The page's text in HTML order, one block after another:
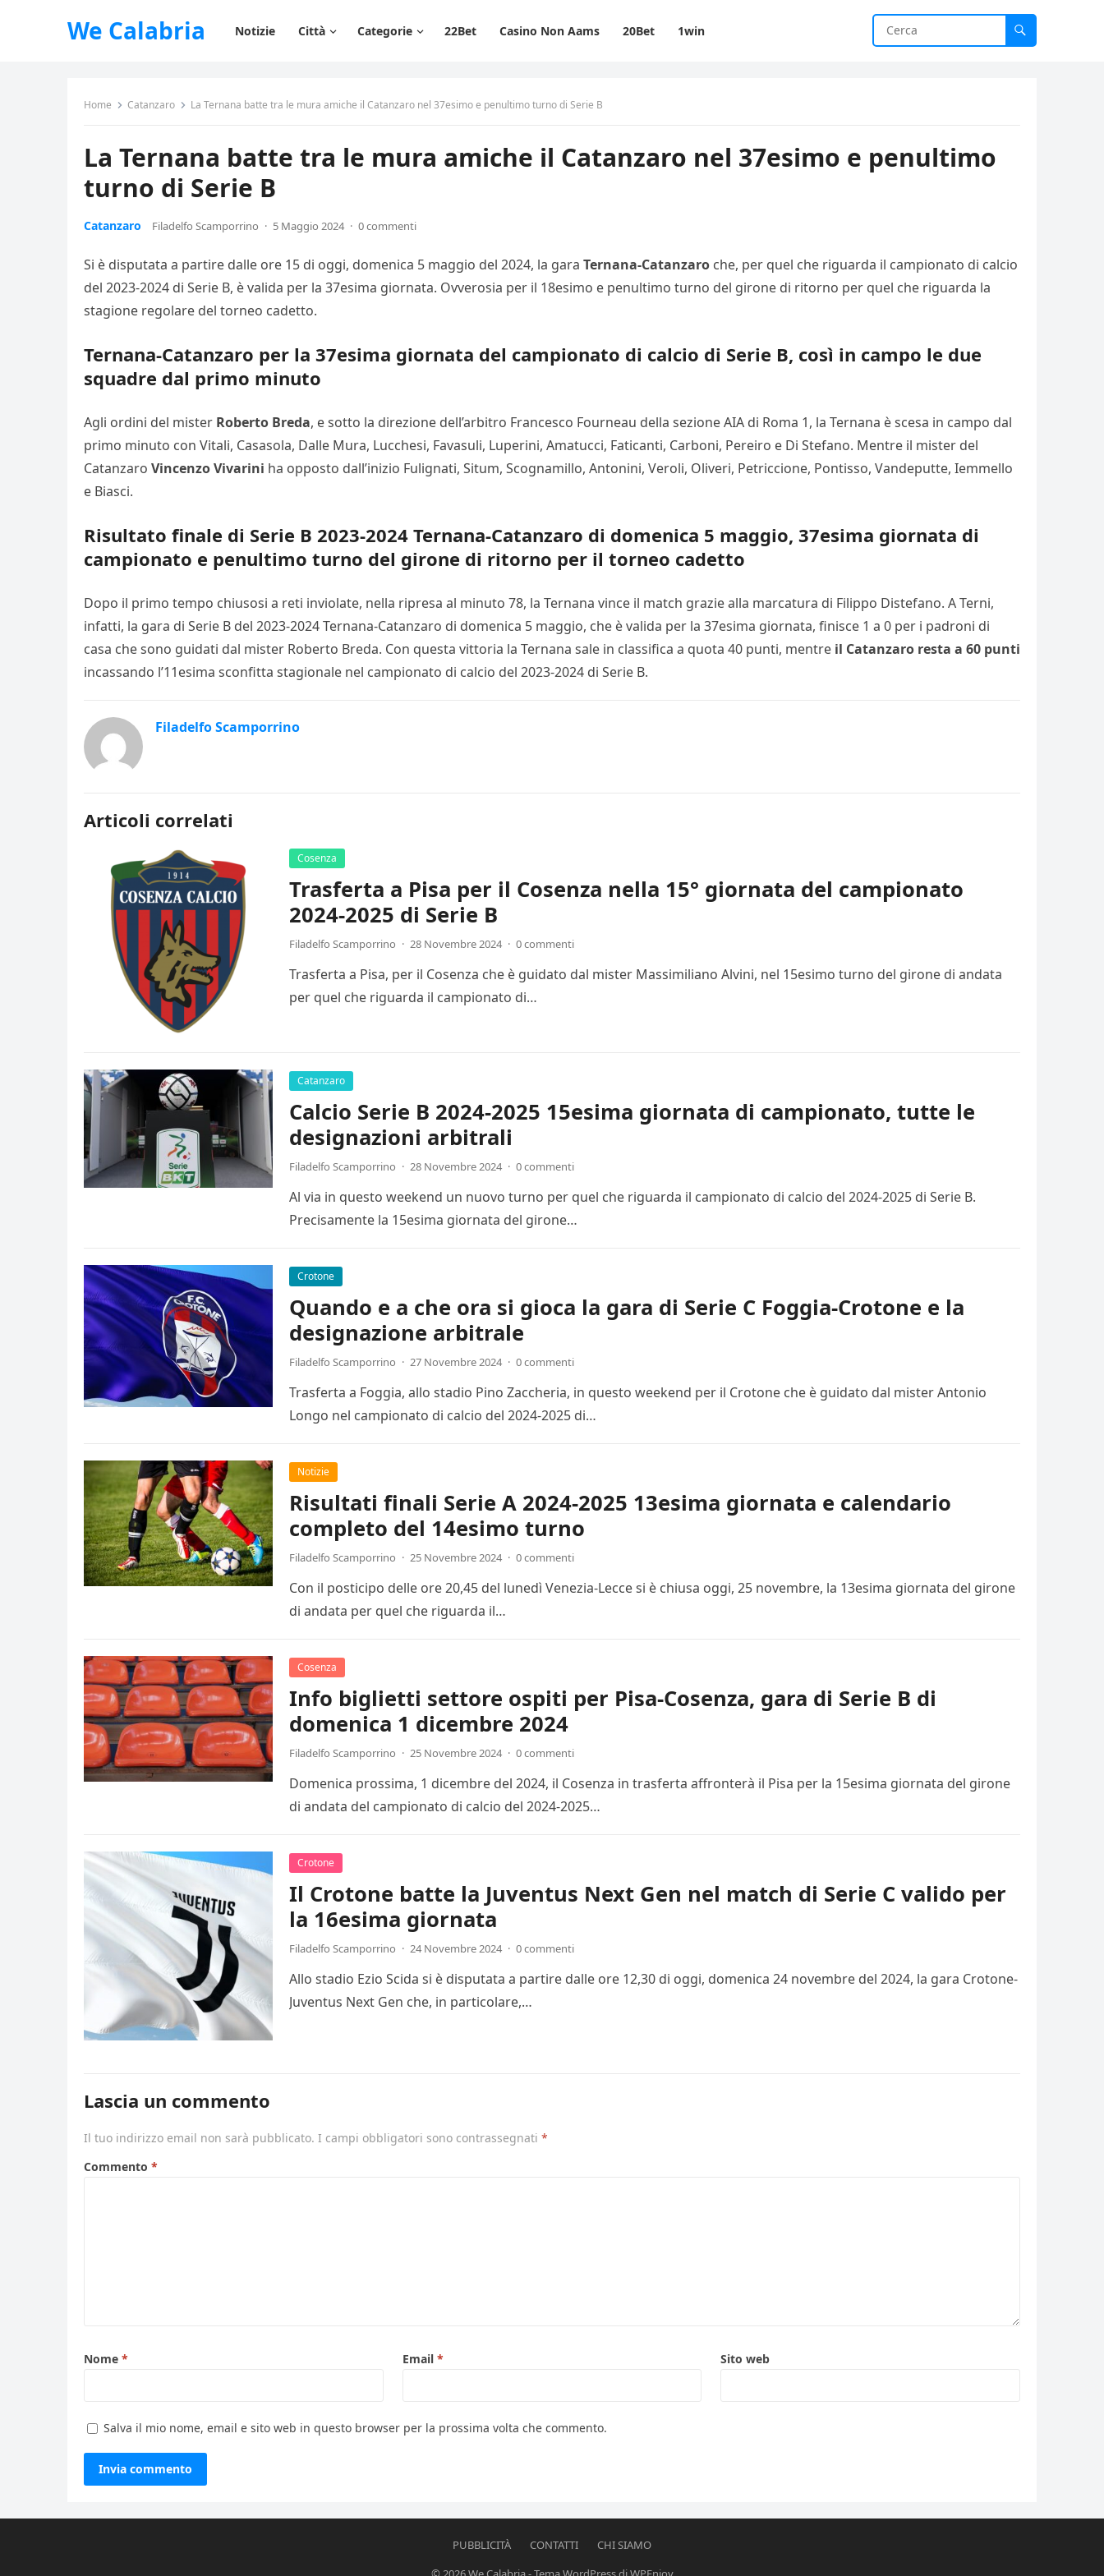
We Calabria Notizie Città Categorie 22Bet Casino Non Aams 20Bet 1win
Home Catanzaro La Ternana batte tra le mura amiche il Catanzaro nel 37esimo e penultimo turno di Serie B
La Ternana batte tra le mura amiche il Catanzaro nel 37esimo e penultimo
turno di Serie B
Catanzaro Filadelfo Scamporrino · 5 Maggio 2024 · 0 commenti
Si è disputata a partire dalle ore 15 di oggi, domenica 5 maggio del 2024, la gara Ternana-Catanzaro che, per quel che riguarda il campionato di calcio
del 2023-2024 di Serie B, è valida per la 37esima giornata. Ovverosia per il 18esimo e penultimo turno del girone di ritorno per quel che riguarda la
stagione regolare del torneo cadetto.
Ternana-Catanzaro per la 37esima giornata del campionato di calcio di Serie B, così in campo le due
squadre dal primo minuto
Agli ordini del mister Roberto Breda, e sotto la direzione dell’arbitro Francesco Fourneau della sezione AIA di Roma 1, la Ternana è scesa in campo dal
primo minuto con Vitali, Casasola, Dalle Mura, Lucchesi, Favasuli, Luperini, Amatucci, Faticanti, Carboni, Pereiro e Di Stefano. Mentre il mister del
Catanzaro Vincenzo Vivarini ha opposto dall’inizio Fulignati, Situm, Scognamillo, Antonini, Veroli, Oliveri, Petriccione, Pontisso, Vandeputte, Iemmello
e Biasci.
Risultato finale di Serie B 2023-2024 Ternana-Catanzaro di domenica 5 maggio, 37esima giornata di
campionato e penultimo turno del girone di ritorno per il torneo cadetto
Dopo il primo tempo chiusosi a reti inviolate, nella ripresa al minuto 78, la Ternana vince il match grazie alla marcatura di Filippo Distefano. A Terni,
infatti, la gara di Serie B del 2023-2024 Ternana-Catanzaro di domenica 5 maggio, che è valida per la 37esima giornata, finisce 1 a 0 per i padroni di
casa che sono guidati dal mister Roberto Breda. Con questa vittoria la Ternana sale in classifica a quota 40 punti, mentre il Catanzaro resta a 60 punti
incassando l’11esima sconfitta stagionale nel campionato di calcio del 2023-2024 di Serie B.
Filadelfo Scamporrino
Articoli correlati
Cosenza
Trasferta a Pisa per il Cosenza nella 15° giornata del campionato
2024-2025 di Serie B
Filadelfo Scamporrino · 28 Novembre 2024 · 0 commenti
Trasferta a Pisa, per il Cosenza che è guidato dal mister Massimiliano Alvini, nel 15esimo turno del girone di andata
per quel che riguarda il campionato di…
Catanzaro
Calcio Serie B 2024-2025 15esima giornata di campionato, tutte le
designazioni arbitrali
Filadelfo Scamporrino · 28 Novembre 2024 · 0 commenti
Al via in questo weekend un nuovo turno per quel che riguarda il campionato di calcio del 2024-2025 di Serie B.
Precisamente la 15esima giornata del girone…
Crotone
Quando e a che ora si gioca la gara di Serie C Foggia-Crotone e la
designazione arbitrale
Filadelfo Scamporrino · 27 Novembre 2024 · 0 commenti
Trasferta a Foggia, allo stadio Pino Zaccheria, in questo weekend per il Crotone che è guidato dal mister Antonio
Longo nel campionato di calcio del 2024-2025 di…
Notizie
Risultati finali Serie A 2024-2025 13esima giornata e calendario
completo del 14esimo turno
Filadelfo Scamporrino · 25 Novembre 2024 · 0 commenti
Con il posticipo delle ore 20,45 del lunedì Venezia-Lecce si è chiusa oggi, 25 novembre, la 13esima giornata del girone
di andata per quel che riguarda il…
Cosenza
Info biglietti settore ospiti per Pisa-Cosenza, gara di Serie B di
domenica 1 dicembre 2024
Filadelfo Scamporrino · 25 Novembre 2024 · 0 commenti
Domenica prossima, 1 dicembre del 2024, il Cosenza in trasferta affronterà il Pisa per la 15esima giornata del girone
di andata del campionato di calcio del 2024-2025…
Crotone
Il Crotone batte la Juventus Next Gen nel match di Serie C valido per
la 16esima giornata
Filadelfo Scamporrino · 24 Novembre 2024 · 0 commenti
Allo stadio Ezio Scida si è disputata a partire dalle ore 12,30 di oggi, domenica 24 novembre del 2024, la gara Crotone-
Juventus Next Gen che, in particolare,…
Lascia un commento
Il tuo indirizzo email non sarà pubblicato. I campi obbligatori sono contrassegnati *
Commento *
Nome * Email * Sito web
Salva il mio nome, email e sito web in questo browser per la prossima volta che commento.
PUBBLICITÀ CONTATTI
CHI SIAMO